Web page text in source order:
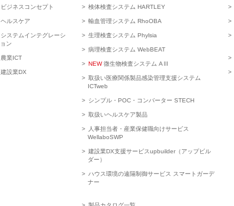
ビジネスコンセプト
ヘルスケア
システムインテグレーシ
ョン
農業ICT
建設業DX
検体検査システム HARTLEY
輸血管理システム RhoOBA
生理検査システム Phylsia
病理検査システム WebBEAT
NEW微生物検査システム AⅢ
取扱い医療関係製品感染管理支援システム
ICTweb
シンプル・POC・コンバーター STECH
取扱いヘルスケア製品
人事担当者・産業保健職向けサービス
WellaboSWP
建設業DX支援サービスupbuilder（アップビル
ダー）
ハウス環境の遠隔制御サービス スマートガーデ
ナー